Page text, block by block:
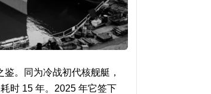
。同为冷战初代核舰艇，
时 15 年。2025 年它签下